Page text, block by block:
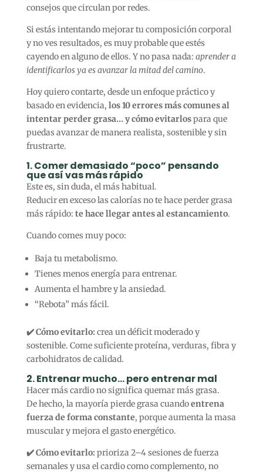
consejos que circulan por redes.
Si estás intentando mejorar tu composición corporal
y no ves resultados, es muy probable que estés
cayendo en alguno de ellos. Y no pasa nada: aprender a
identificarlos ya es avanzar la mitad del camino.
Hoy quiero contarte, desde un enfoque práctico y
basado en evidencia, los 10 errores más comunes al
intentar perder grasa… y cómo evitarlospara que
puedas avanzar de manera realista, sostenible y sin
frustrarte.
1. Comer demasiado “poco” pensando
que así vas más rápido
Este es, sin duda, el más habitual.
Reducir en exceso las calorías no te hace perder grasa
más rápido: te hace llegar antes al estancamiento.
Cuando comes muy poco:
Baja tu metabolismo.
Tienes menos energía para entrenar.
Aumenta el hambre y la ansiedad.
“Rebota” más fácil.
✔️ Cómo evitarlo: crea un déficit moderado y
sostenible. Come suficiente proteína, verduras, fibra y
carbohidratos de calidad.
2. Entrenar mucho… pero entrenar mal
Hacer más cardio no significa quemar más grasa.
De hecho, la mayoría pierde grasa cuandoentrena
fuerza de forma constante, porque aumenta la masa
muscular y mejora el gasto energético.
✔️ Cómo evitarlo: prioriza 2–4 sesiones de fuerza
semanales y usa el cardio como complemento, no